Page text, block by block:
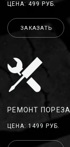
ЦЕНА: 499 РУБ.
ЗАКАЗАТЬ
РЕМОНТ ПОРЕЗА
ЦЕНА: 1499 РУБ.